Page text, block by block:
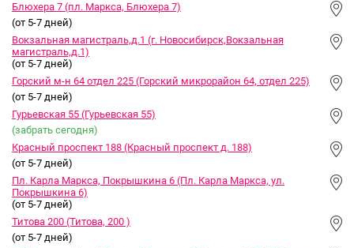
Блюхера 7 (пл. Маркса, Блюхера 7)
(от 5-7 дней)
Вокзальная магистраль,д.1 (г. Новосибирск,Вокзальная
магистраль,д.1)
(от 5-7 дней)
Горский м-н 64 отдел 225 (Горский микрорайон 64, отдел 225)
(от 5-7 дней)
Гурьевская 55 (Гурьевская 55)
(забрать сегодня)
Красный проспект 188 (Красный проспект д. 188)
(от 5-7 дней)
Пл. Карла Маркса, Покрышкина 6 (Пл. Карла Маркса, ул.
Покрышкина 6)
(от 5-7 дней)
Титова 200 (Титова, 200 )
(от 5-7 дней)